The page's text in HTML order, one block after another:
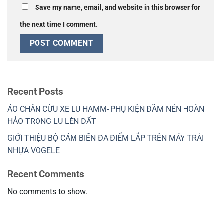
Save my name, email, and website in this browser for
the next time I comment.
Recent Posts
ÁO CHÂN CỪU XE LU HAMM- PHỤ KIỆN ĐẦM NÉN HOÀN
HẢO TRONG LU LÈN ĐẤT
GIỚI THIỆU BỘ CẢM BIẾN ĐA ĐIỂM LẮP TRÊN MÁY TRẢI
NHỰA VOGELE
Recent Comments
No comments to show.